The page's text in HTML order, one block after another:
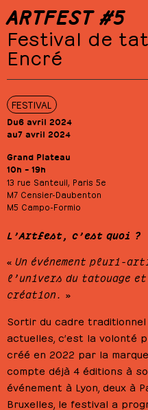
ARTFEST #5
Festival de
Encré
FESTIVAL
Du6 avril 2024
au7 avril 2024
Grand Plateau
10h – 19h
13 rue Santeuil, Paris 5e
M7 Censier-Daubenton
M5 Campo-Formio
L’Artfest, c’est quoi ?
« Un événement pluri-
l’univers du tatouage
création. »
Sortir du cadre
actuelles, c’est la volonté
créé en 2022 par la
compte déjà 4 éditions à
événement à Lyon, deux à
Bruxelles, le festival a